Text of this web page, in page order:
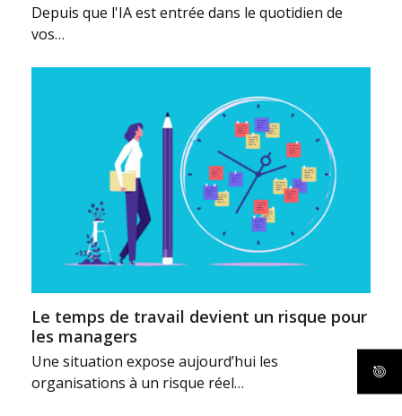
Depuis que l'IA est entrée dans le quotidien de
vos…
Le temps de travail devient un risque pour
les managers
Une situation expose aujourd’hui les
organisations à un risque réel…